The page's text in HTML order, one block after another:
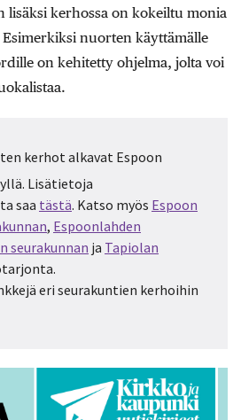
lisäksi kerhossa on kokeiltu monia
nuorten käyttämälle
on kehitetty ohjelma, jolta voi
kerhot alkavat Espoon
Lisätietoja
saa tästä. Katso myös Espoon
, Espoonlahden
seurakunnan ja Tapiolan
eri seurakuntien kerhoihin